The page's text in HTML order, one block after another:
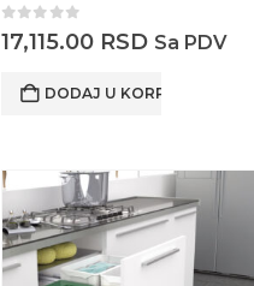
17,115.00 RSD Sa PDV
DODAJ U KORPU